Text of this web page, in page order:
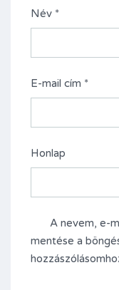
Név *
E-mail cím *
Honlap
A nevem, e-
mentése a